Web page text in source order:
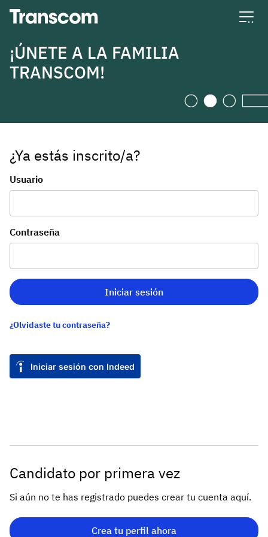
Transcom
¡ÚNETE A LA FAMILIA
TRANSCOM!
¿Ya estás inscrito/a?
Inicio de sesión
Usuario
Contraseña
Iniciar sesión
¿Olvidaste tu contraseña?
Iniciar sesión con Indeed
Candidato por primera vez
Si aún no te has registrado puedes crear tu cuenta aquí.
Crea tu perfil ahora